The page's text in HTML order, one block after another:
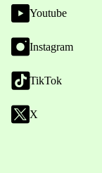
Youtube
Instagram
TikTok
X